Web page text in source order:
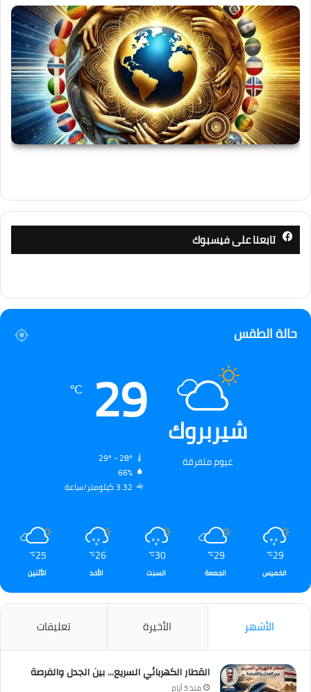
تابعنا على فيسبوك
حالة الطقس
شيربروك
غيوم متفرقة
29
℃
66%
3.32 كيلومتر/ساعة
29
℃
الخميس
29
℃
الجمعة
30
℃
السبت
26
℃
الأحد
25
℃
الأثنين
الأشهر الأخيرة تعليقات
القطار الكهربائي السريع… بين الجدل والفرصة
منذ 5 أيام